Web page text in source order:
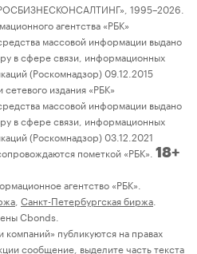
1995–2026.
агентства «РБК»
массовой информации выдано
в сфере связи, информационных
(Роскомнадзор) 09.12.2015
издания «РБК»
массовой информации выдано
в сфере связи, информационных
(Роскомнадзор) 03.12.2021
пометкой «РБК». 18+
агентство «РБК».
Санкт-Петербургская биржа
Cbonds.
публикуются на правах
сообщение, выделите часть текста